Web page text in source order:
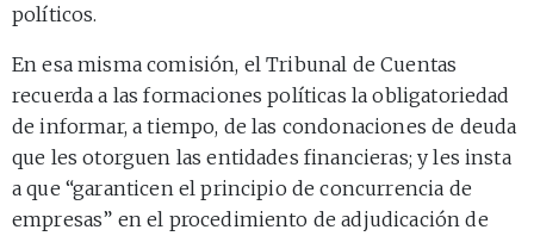
políticos.
En esa misma comisión, el Tribunal de Cuentas
recuerda a las formaciones políticas la obligatoriedad
de informar, a tiempo, de las condonaciones de deuda
que les otorguen las entidades financieras; y les insta
a que “garanticen el principio de concurrencia de
empresas” en el procedimiento de adjudicación de